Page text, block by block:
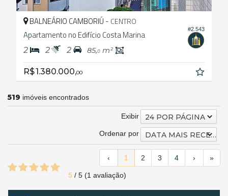
#2.543
BALNEÁRIO CAMBORIÚ - CENTRO
Apartamento no Edifício Costa Marina
2 2 2 85,0 m²
R$ 1.380.000,00
519 imóveis encontrados
Exibir 24 POR PÁGINA
Ordenar por DATA MAIS RECENTE
‹ 1 2 3 4 › »
5 / 5 (1 avaliação)